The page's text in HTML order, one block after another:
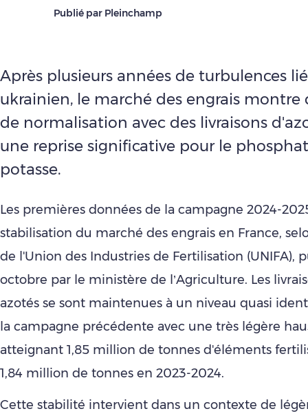
Publié par Pleinchamp
Après plusieurs années de turbulences
ukrainien, le marché des engrais montre
de normalisation avec des livraisons
une reprise significative pour le
potasse.
Les premières données de la campagne 2024-
stabilisation du marché des engrais en France,
de l'Union des Industries de Fertilisation (UNIFA),
octobre par le ministère de l’Agriculture. Les
azotés se sont maintenues à un niveau quasi
la campagne précédente avec une très légère
atteignant 1,85 million de tonnes d'éléments
1,84 million de tonnes en 2023-2024.
Cette stabilité intervient dans un contexte de